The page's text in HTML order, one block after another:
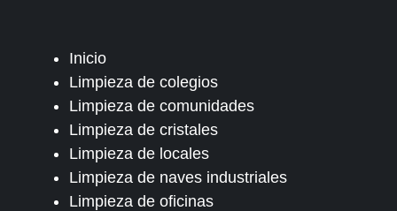
Inicio
Limpieza de colegios
Limpieza de comunidades
Limpieza de cristales
Limpieza de locales
Limpieza de naves industriales
Limpieza de oficinas